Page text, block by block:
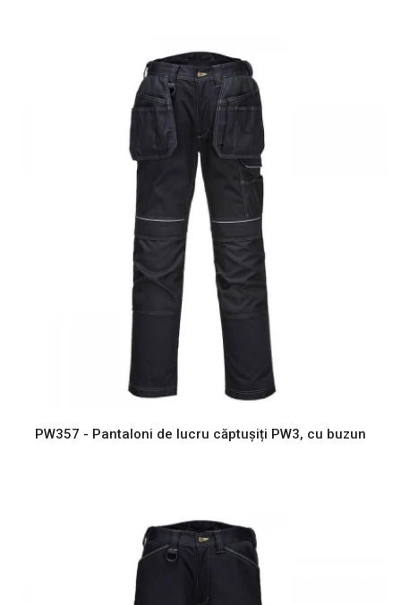
PW357 - Pantaloni de lucru căptușiți PW3, cu buzun